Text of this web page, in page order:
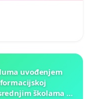
uvođenjem
školama u